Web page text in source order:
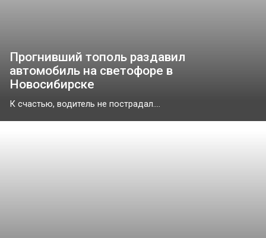
Прогнивший тополь раздавил
автомобиль на светофоре в
Новосибирске
К счастью, водитель не пострадал....